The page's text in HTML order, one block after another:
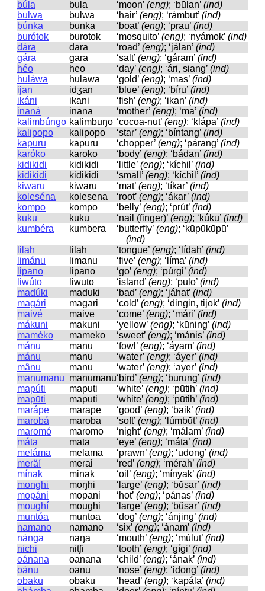
búla
bula ‘moon’ (eng); ‘būlan’ (ind)
bulwa
bulwa ‘hair’ (eng); ‘rámbut’ (ind)
búnka
bunka ‘boat’ (eng); ‘praū’ (ind)
burótok
burotok ‘mosquito’ (eng); ‘nyámok’ (ind)
dára
dara ‘road’ (eng); ‘jálan’ (ind)
gára
ɡara ‘salt’ (eng); ‘gáram’ (ind)
héo
heo ‘day’ (eng); ‘ári, siang’ (ind)
huláwa
hulawa ‘gold’ (eng); ‘mās’ (ind)
ijan
idʒan ‘blue’ (eng); ‘bíru’ (ind)
ikáni
ikani ‘fish’ (eng); ‘ikan’ (ind)
inaná
inana ‘mother’ (eng); ‘ma’ (ind)
kalimbúngo kalimbuŋo ‘cocoa-nut’ (eng); ‘klápa’ (ind)
kalipopo
kalipopo ‘star’ (eng); ‘bíntang’ (ind)
kapuru
kapuru ‘chopper’ (eng); ‘párang’ (ind)
karóko
karoko ‘body’ (eng); ‘bádan’ (ind)
kidikidi
kidikidi ‘little’ (eng); ‘kíchil’ (ind)
kidikidi
kidikidi ‘small’ (eng); ‘kíchil’ (ind)
kiwaru
kiwaru ‘mat’ (eng); ‘tíkar’ (ind)
koleséna
kolesena ‘root’ (eng); ‘ákar’ (ind)
kompo
kompo ‘belly’ (eng); ‘prút’ (ind)
kuku
kuku ‘nail (finger)’ (eng); ‘kúkū’ (ind)
kumbéra
kumbera ‘butterfly’ (eng); ‘kūpūkūpū’
(ind)
lilah
lilah ‘tongue’ (eng); ‘lídah’ (ind)
limánu
limanu ‘five’ (eng); ‘líma’ (ind)
lipano
lipano ‘go’ (eng); ‘púrgi’ (ind)
liwúto
liwuto ‘island’ (eng); ‘pūlo’ (ind)
madúki
maduki ‘bad’ (eng); ‘jáhat’ (ind)
magári
maɡari ‘cold’ (eng); ‘dingin, tijok’ (ind)
maivé
maive ‘come’ (eng); ‘mári’ (ind)
mákuni
makuni ‘yellow’ (eng); ‘kūning’ (ind)
maméko
mameko ‘sweet’ (eng); ‘mánis’ (ind)
mánu
manu ‘fowl’ (eng); ‘áyam’ (ind)
mánu
manu ‘water’ (eng); ‘áyer’ (ind)
mânu
manu ‘water’ (eng); ‘ayer’ (ind)
manumanu manumanu‘bird’ (eng); ‘būrung’ (ind)
mapúti
maputi ‘white’ (eng); ‘pūtih’ (ind)
mapūti
maputi ‘white’ (eng); ‘pūtih’ (ind)
marápe
marape ‘good’ (eng); ‘baik’ (ind)
marobá
maroba ‘soft’ (eng); ‘lúmbūt’ (ind)
maromó
maromo ‘night’ (eng); ‘málam’ (ind)
máta
mata ‘eye’ (eng); ‘máta’ (ind)
meláma
melama ‘prawn’ (eng); ‘udong’ (ind)
meräí
merai ‘red’ (eng); ‘mérah’ (ind)
mínak
minak ‘oil’ (eng); ‘mínyak’ (ind)
monghi
moŋhi ‘large’ (eng); ‘bŭsar’ (ind)
mopáni
mopani ‘hot’ (eng); ‘pánas’ (ind)
moughí
mouɡhi ‘large’ (eng); ‘bŭsar’ (ind)
muntóa
muntoa ‘dog’ (eng); ‘ánjing’ (ind)
namano
namano ‘six’ (eng); ‘ánam’ (ind)
nánga
naŋa ‘mouth’ (eng); ‘múlūt’ (ind)
nichi
nitʃi ‘tooth’ (eng); ‘gígi’ (ind)
oánana
oanana ‘child’ (eng); ‘ának’ (ind)
oánu
oanu ‘nose’ (eng); ‘idong’ (ind)
obaku
obaku ‘head’ (eng); ‘kapála’ (ind)